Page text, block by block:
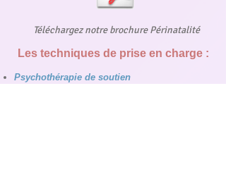
Téléchargez notre brochure Périnatalité
Les techniques de prise en charge :
Psychothérapie de soutien